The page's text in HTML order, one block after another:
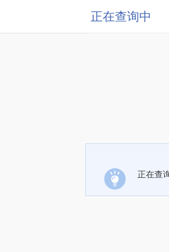
正在查询中
正在查